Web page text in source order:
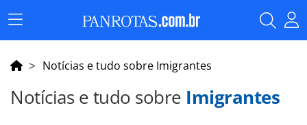
Menu
Principal
Notícias e tudo sobre Imigrantes
Notícias e tudo sobre Imigrantes